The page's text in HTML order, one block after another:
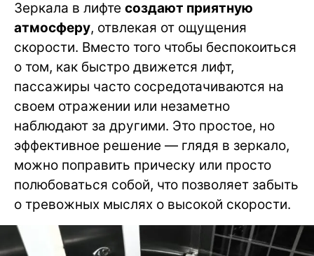
Зеркала в лифте создают приятную
атмосферу, отвлекая от ощущения
скорости. Вместо того чтобы беспокоиться
о том, как быстро движется лифт,
пассажиры часто сосредотачиваются на
своем отражении или незаметно
наблюдают за другими. Это простое, но
эффективное решение — глядя в зеркало,
можно поправить прическу или просто
полюбоваться собой, что позволяет забыть
о тревожных мыслях о высокой скорости.